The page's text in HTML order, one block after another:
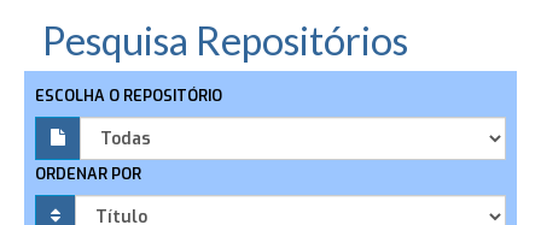
Pesquisa Repositórios
ESCOLHA O REPOSITÓRIO
ORDENAR POR